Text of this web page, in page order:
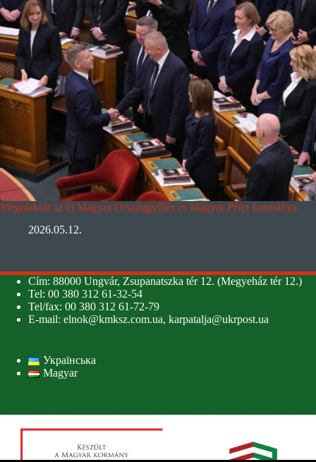
Megalakult az új Magyar Országgyűlés és Magyar Péter kormánya
2026.05.12.
Cím: 88000 Ungvár, Zsupanatszka tér 12. (Megyeház tér 12.)
Tel: 00 380 312 61-32-54
Tel/fax: 00 380 312 61-72-79
E-mail: elnok@kmksz.com.ua, karpatalja@ukrpost.ua
Українська
Magyar